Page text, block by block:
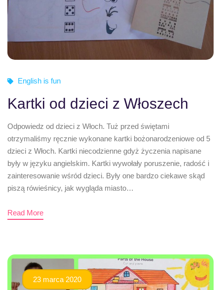
English is fun
Kartki od dzieci z Włoszech
Odpowiedz od dzieci z Włoch. Tuż przed świętami
otrzymaliśmy ręcznie wykonane kartki bożonarodzeniowe od 5
dzieci z Włoch. Kartki niecodzienne gdyż życzenia napisane
były w języku angielskim. Kartki wywołały poruszenie, radość i
zainteresowanie wśród dzieci. Były one bardzo ciekawe skąd
piszą rówieśnicy, jak wygląda miasto…
Read More
23 marca 2020